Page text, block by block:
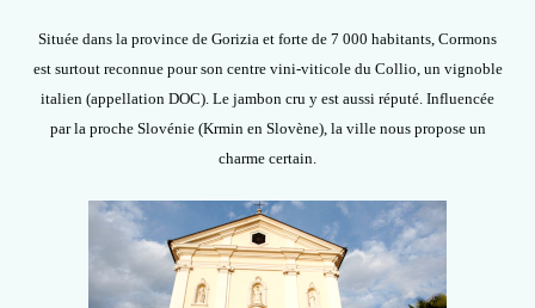
Située dans la province de Gorizia et forte de 7 000 habitants, Cormons
est surtout reconnue pour son centre vini-viticole du Collio, un vignoble
italien (appellation DOC). Le jambon cru y est aussi réputé. Influencée
par la proche Slovénie (Krmin en Slovène), la ville nous propose un
charme certain.